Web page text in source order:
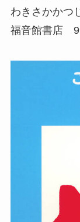
わきさかかつ
福音館書店